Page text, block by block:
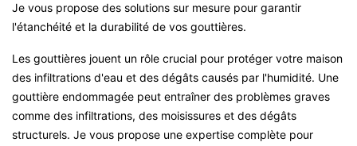
Je vous propose des solutions sur mesure pour garantir
l'étanchéité et la durabilité de vos gouttières.
Les gouttières jouent un rôle crucial pour protéger votre maison
des infiltrations d'eau et des dégâts causés par l'humidité. Une
gouttière endommagée peut entraîner des problèmes graves
comme des infiltrations, des moisissures et des dégâts
structurels. Je vous propose une expertise complète pour